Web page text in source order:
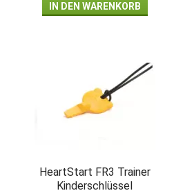
IN DEN WARENKORB
HeartStart FR3 Trainer
Kinderschlüssel